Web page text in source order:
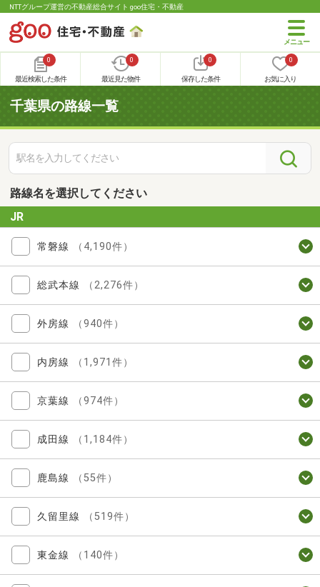
NTTグループ運営の不動産総合サイト goo住宅・不動産
0
最近検索した条件
0
最近見た物件
0
保存した条件
0
お気に入り
千葉県の路線一覧
路線名を選択してください
JR
常磐線 （4,190件）
総武本線 （2,276件）
外房線 （940件）
内房線 （1,971件）
京葉線 （974件）
成田線 （1,184件）
鹿島線 （55件）
久留里線 （519件）
東金線 （140件）